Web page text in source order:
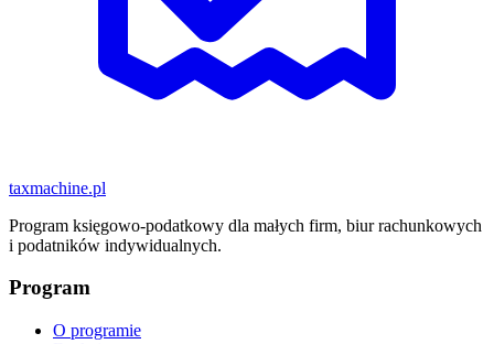
taxmachine.pl
Program księgowo-podatkowy dla małych firm, biur rachunkowych
i podatników indywidualnych.
Program
O programie